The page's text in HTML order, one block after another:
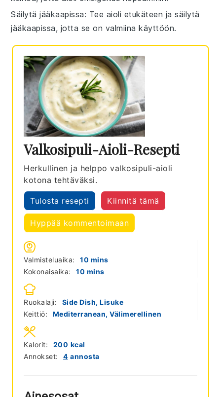
Säilytä jääkaapissa: Tee aioli etukäteen ja säilytä
jääkaapissa, jotta se on valmiina käyttöön.
Valkosipuli-Aioli-Resepti
Herkullinen ja helppo valkosipuli-aioli
kotona tehtäväksi.
Tulosta resepti Kiinnitä tämä
Hyppää kommentoimaan
Valmisteluaika: 10 minutes
mins
Kokonaisaika:
10 minutes
mins
Ruokalaji:
Side Dish, Lisuke
Keittiö:
Mediterranean, Välimerellinen
Annokset: 4 annosta
Kalorit: 200 kcal